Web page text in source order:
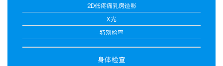
2D低疼痛乳房造影
X光
特别检查
身体检查